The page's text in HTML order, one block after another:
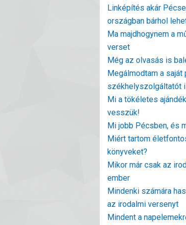
Linképítés akár
országban bárhol
Ma majdhogynem a
verset
Még az olvasás is
Megálmodtam a
székhelyszolgáltatót
Mi a tökéletes
vesszük!
Mi jobb Pécsben, és
Miért tartom
könyveket?
Mikor már csak az
ember
Mindenki számára
az irodalmi versenyt
Mindent a